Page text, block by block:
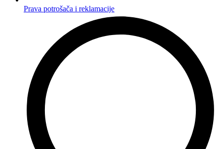
Prava potrošača i reklamacije